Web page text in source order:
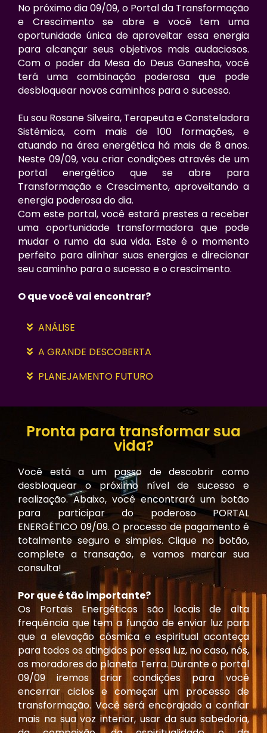
No próximo dia 09/09, o Portal da Transformação
e Crescimento se abre e você tem uma
oportunidade única de aproveitar essa energia
para alcançar seus objetivos mais audaciosos.
Com o poder da Mesa do Deus Ganesha, você
terá uma combinação poderosa que pode
desbloquear novos caminhos para o sucesso.
Eu sou Rosane Silveira, Terapeuta e Consteladora
Sistêmica, com mais de 100 formações, e
atuando na área energética há mais de 8 anos.
Neste 09/09, vou criar condições através de um
portal energético que se abre para
Transformação e Crescimento, aproveitando a
energia poderosa do dia.
Com este portal, você estará prestes a receber
uma oportunidade transformadora que pode
mudar o rumo da sua vida. Este é o momento
perfeito para alinhar suas energias e direcionar
seu caminho para o sucesso e o crescimento.
O que você vai encontrar?
ANÁLISE
A GRANDE DESCOBERTA
PLANEJAMENTO FUTURO
Pronta para transformar sua
vida?
Você está a um passo de descobrir como
desbloquear o próximo nível de sucesso e
realização. Abaixo, você encontrará um botão
para participar do poderoso PORTAL
ENERGÉTICO 09/09. O processo de pagamento é
totalmente seguro e simples. Clique no botão,
complete a transação, e vamos marcar sua
consulta!
Por que é tão importante?
Os Portais Energéticos são locais de alta
frequência que tem a função de enviar luz para
que a elevação cósmica e espiritual aconteça
para todos os atingidos por essa luz, no caso, nós,
os moradores do planeta Terra. Durante o portal
09/09 iremos criar condições para você
encerrar ciclos e começar um processo de
transformação. Você será encorajado a confiar
mais na sua voz interior, usar da sua sabedoria,